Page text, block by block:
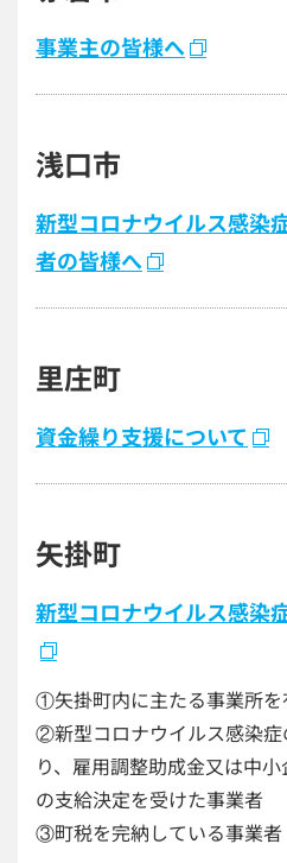
事業主の皆様へ
浅口市
新型コロナウイルス感染
者の皆様へ
里庄町
資金繰り支援について
矢掛町
新型コロナウイルス感染
①矢掛町内に主たる事業所を
②新型コロナウイルス感染症
り、雇用調整助成金又は中
の支給決定を受けた事業者
③町税を完納している事業者